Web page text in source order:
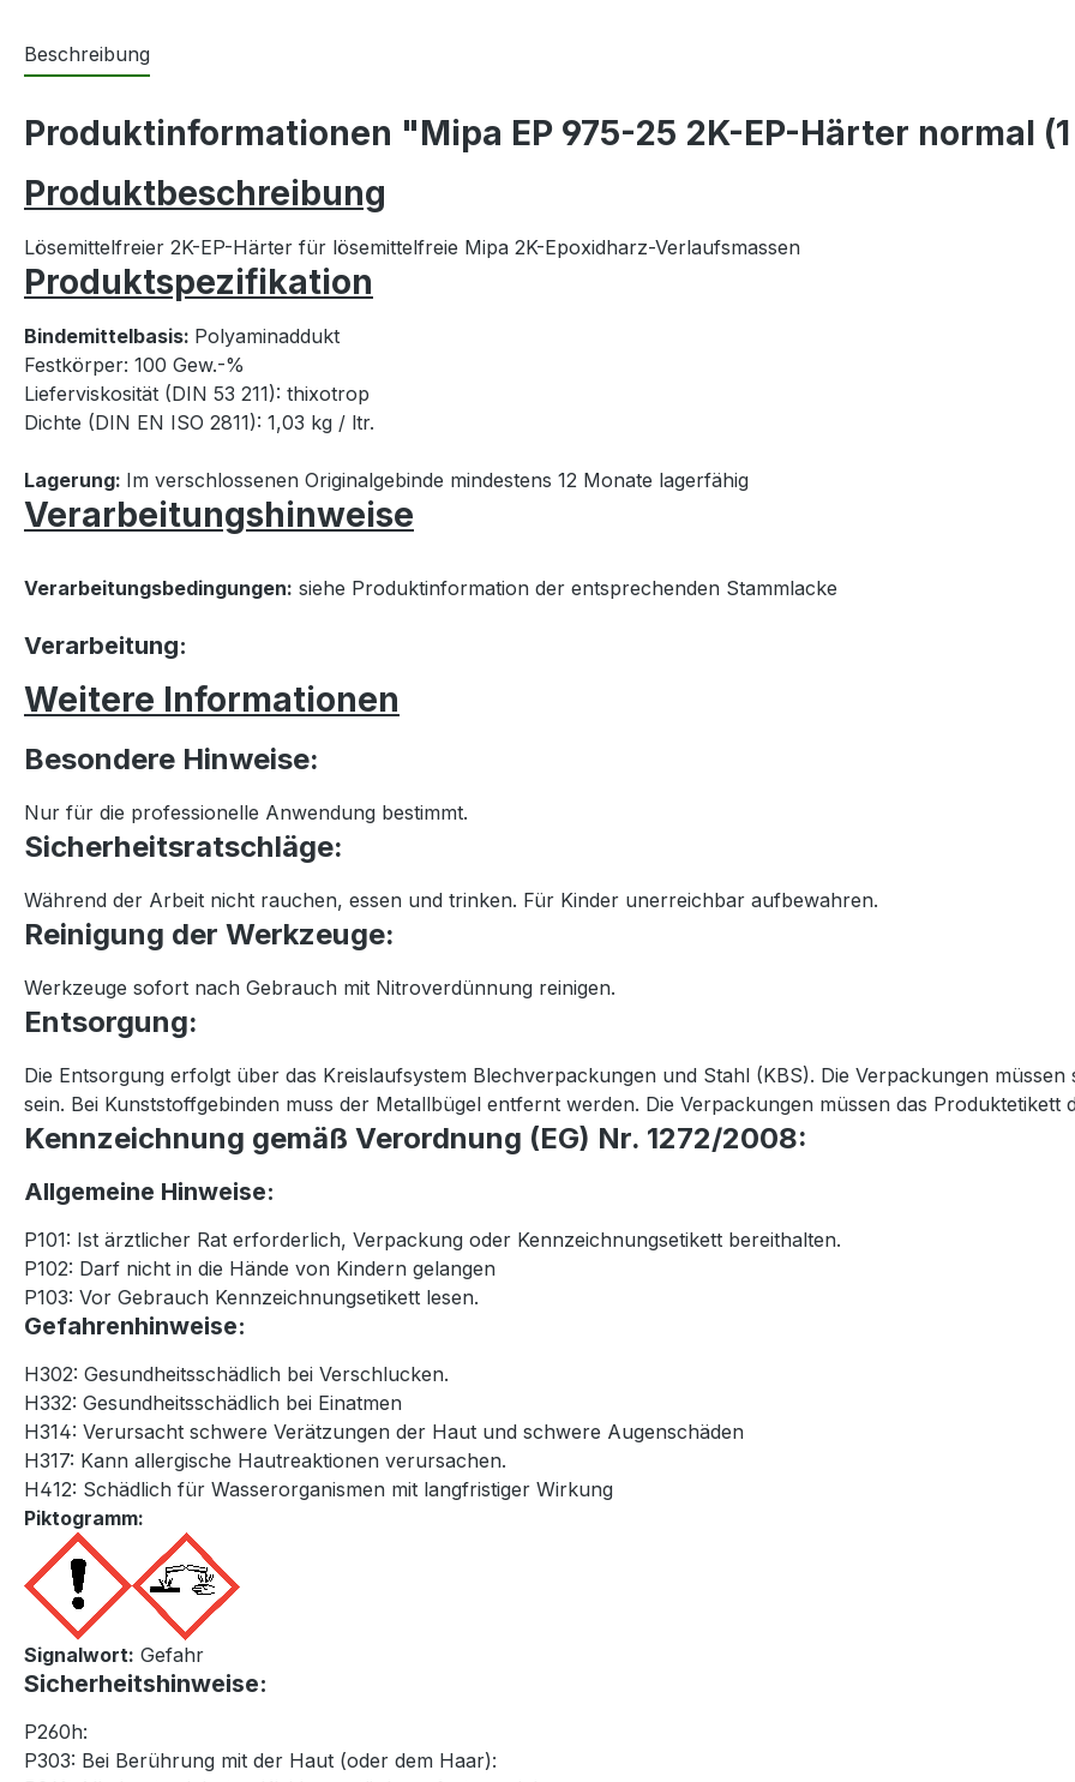
Beschreibung
Produktinformationen "Mipa EP 975-25 2K-EP-Härter normal
Produktbeschreibung
Lösemittelfreier 2K-EP-Härter für lösemittelfreie Mipa 2K-Epoxidharz-Verlaufsmassen
Produktspezifikation
Bindemittelbasis: Polyaminaddukt
Festkörper: 100 Gew.-%
Lieferviskosität (DIN 53 211): thixotrop
Dichte (DIN EN ISO 2811): 1,03 kg / ltr.
Lagerung: Im verschlossenen Originalgebinde mindestens 12 Monate lagerfähig
Verarbeitungshinweise
Verarbeitungsbedingungen: siehe Produktinformation der entsprechenden Stammlacke
Verarbeitung:
Weitere Informationen
Besondere Hinweise:
Nur für die professionelle Anwendung bestimmt.
Sicherheitsratschläge:
Während der Arbeit nicht rauchen, essen und trinken. Für Kinder unerreichbar aufbewahren.
Reinigung der Werkzeuge:
Werkzeuge sofort nach Gebrauch mit Nitroverdünnung reinigen.
Entsorgung:
Die Entsorgung erfolgt über das Kreislaufsystem Blechverpackungen und Stahl (KBS). Die Verpackungen
sein. Bei Kunststoffgebinden muss der Metallbügel entfernt werden. Die Verpackungen müssen das Produktetikett
Kennzeichnung gemäß Verordnung (EG) Nr. 1272/2008:
Allgemeine Hinweise:
P101: Ist ärztlicher Rat erforderlich, Verpackung oder Kennzeichnungsetikett bereithalten.
P102: Darf nicht in die Hände von Kindern gelangen
P103: Vor Gebrauch Kennzeichnungsetikett lesen.
Gefahrenhinweise:
H302: Gesundheitsschädlich bei Verschlucken.
H332: Gesundheitsschädlich bei Einatmen
H314: Verursacht schwere Verätzungen der Haut und schwere Augenschäden
H317: Kann allergische Hautreaktionen verursachen.
H412: Schädlich für Wasserorganismen mit langfristiger Wirkung
Piktogramm:
Signalwort: Gefahr
Sicherheitshinweise:
P260h:
P303: Bei Berührung mit der Haut (oder dem Haar):